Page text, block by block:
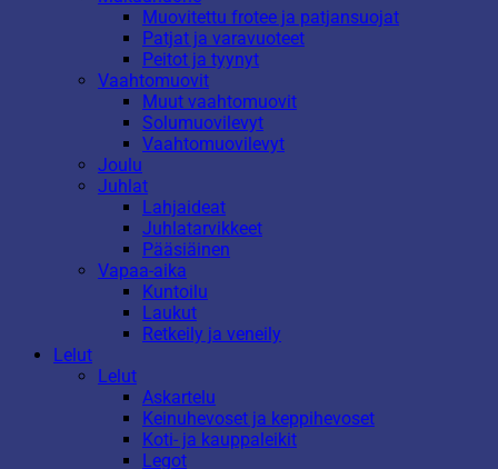
Muovitettu frotee ja patjansuojat
Patjat ja varavuoteet
Peitot ja tyynyt
Vaahtomuovit
Muut vaahtomuovit
Solumuovilevyt
Vaahtomuovilevyt
Joulu
Juhlat
Lahjaideat
Juhlatarvikkeet
Pääsiäinen
Vapaa-aika
Kuntoilu
Laukut
Retkeily ja veneily
Lelut
Lelut
Askartelu
Keinuhevoset ja keppihevoset
Koti- ja kauppaleikit
Legot